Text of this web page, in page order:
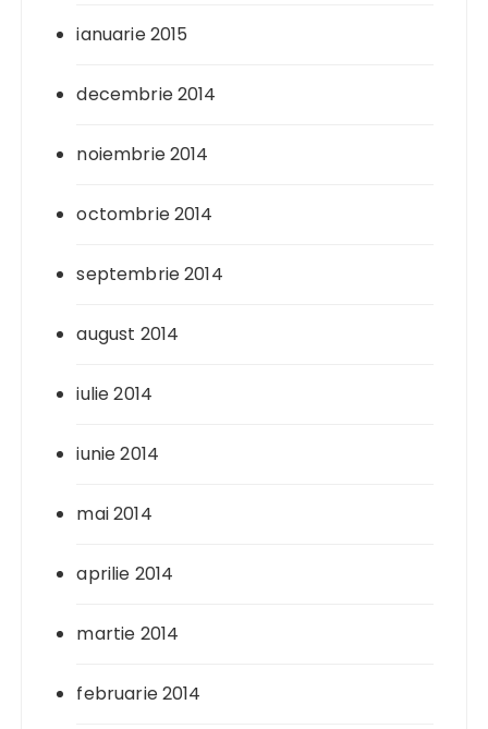
ianuarie 2015
decembrie 2014
noiembrie 2014
octombrie 2014
septembrie 2014
august 2014
iulie 2014
iunie 2014
mai 2014
aprilie 2014
martie 2014
februarie 2014